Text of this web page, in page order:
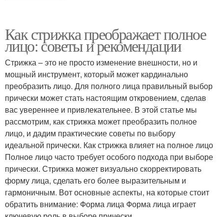
Как стрижка преображает полное
лицо: советы и рекомендации
Стрижка – это не просто изменение внешности, но и
мощный инструмент, который может кардинально
преобразить лицо. Для полного лица правильный выбор
прически может стать настоящим откровением, сделав
вас увереннее и привлекательнее. В этой статье мы
рассмотрим, как стрижка может преобразить полное
лицо, и дадим практические советы по выбору
идеальной прически. Как стрижка влияет на полное лицо
Полное лицо часто требует особого подхода при выборе
прически. Стрижка может визуально скорректировать
форму лица, сделать его более выразительным и
гармоничным. Вот основные аспекты, на которые стоит
обратить внимание: Форма лица Форма лица играет